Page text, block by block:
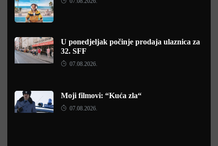
U ponedjeljak počinje prodaja ulaznica za
32. SFF
07.08.2026.
Moji filmovi: “Kuća zla“
07.08.2026.